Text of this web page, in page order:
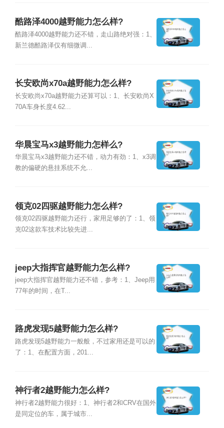
酷路泽4000越野能力怎么样?
酷路泽4000越野能力还不错，走山路绝对强：1、
新兰德酷路泽仅有细微调...
长安欧尚x70a越野能力怎么样?
长安欧尚x70a越野能力还算可以：1、长安欧尚X
70A车身长度4.62...
华晨宝马x3越野能力怎样么?
华晨宝马x3越野能力还不错，动力有劲：1、x3调
教的偏硬的悬挂系统不允...
领克02四驱越野能力怎么样?
领克02四驱越野能力还行，家用足够的了：1、领
克02这款车技术比较先进...
jeep大指挥官越野能力怎么样?
jeep大指挥官越野能力还不错，参考：1、Jeep用
77年的时间，在T...
路虎发现5越野能力怎么样?
路虎发现5越野能力一般般，不过家用还是可以的
了：1、在配置方面，201...
神行者2越野能力怎么样?
神行者2越野能力很好：1、神行者2和CRV在国外
是同定位的车，属于城市...